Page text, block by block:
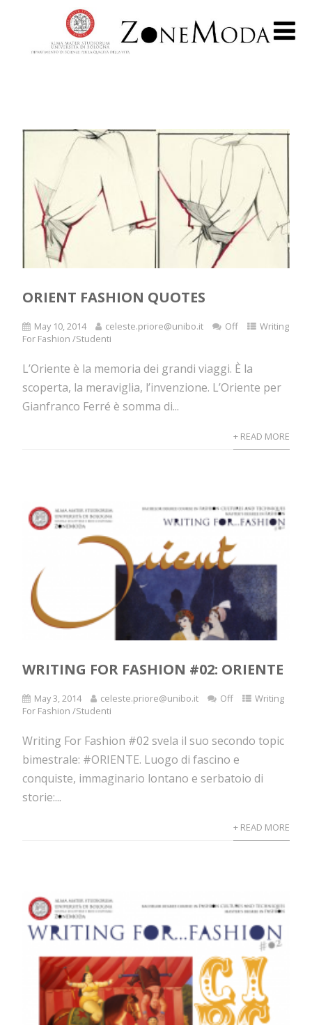
ORIENT FASHION QUOTES
May 10, 2014 celeste.priore@unibo.it Off
Writing
For Fashion /Studenti
L’Oriente è la memoria dei grandi viaggi. È la
scoperta, la meraviglia, l’invenzione. L’Oriente per
Gianfranco Ferré è somma di...
+ READ MORE
WRITING FOR FASHION #02: ORIENTE
May 3, 2014 celeste.priore@unibo.it Off
Writing
For Fashion /Studenti
Writing For Fashion #02 svela il suo secondo topic
bimestrale: #ORIENTE. Luogo di fascino e
conquiste, immaginario lontano e serbatoio di
storie:...
+ READ MORE